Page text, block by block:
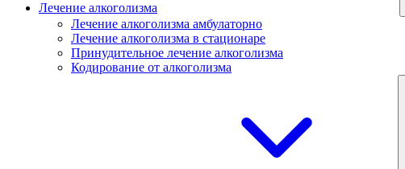
Лечение алкоголизма
Лечение алкоголизма амбулаторно
Лечение алкоголизма в стационаре
Принудительное лечение алкоголизма
Кодирование от алкоголизма